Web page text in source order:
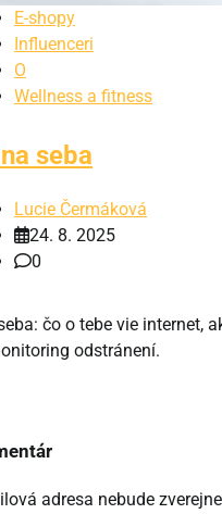
E-shopy
Influenceri
O
Wellness a fitness
seba
Lucie Čermáková
24. 8. 2025
0
čo o tebe vie internet,
odstránení.
adresa nebude